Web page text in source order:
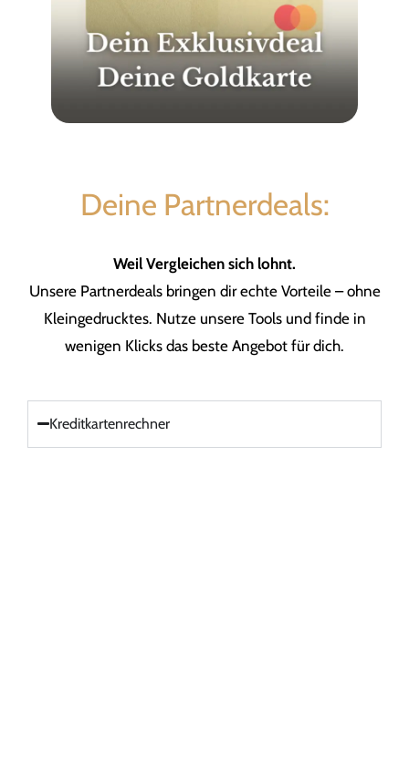
Deine Partnerdeals:
Weil Vergleichen sich lohnt.
Unsere Partnerdeals bringen dir echte Vorteile – ohne
Kleingedrucktes. Nutze unsere Tools und finde in
wenigen Klicks das beste Angebot für dich.
Kreditkartenrechner